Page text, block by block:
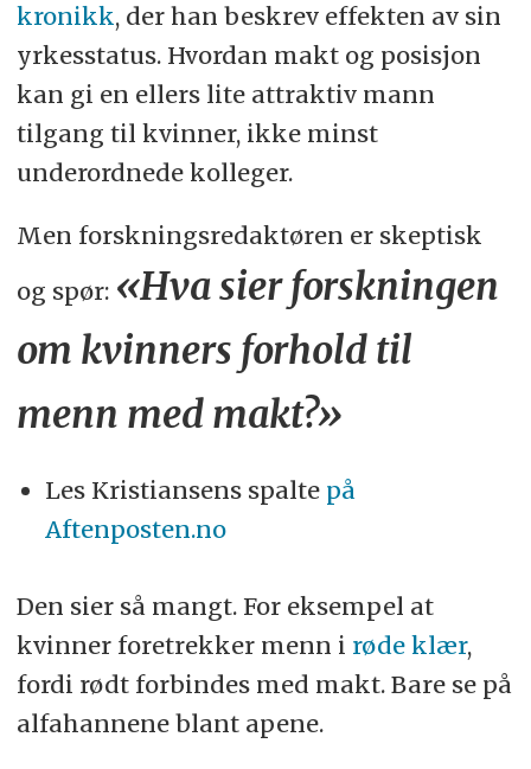
kronikk, der han beskrev effekten av sin
yrkesstatus. Hvordan makt og posisjon
kan gi en ellers lite attraktiv mann
tilgang til kvinner, ikke minst
underordnede kolleger.
Men forskningsredaktøren er skeptisk
og spør: «Hva sier forskningen
om kvinners forhold til
menn med makt?»
Les Kristiansens spalte på
Aftenposten.no
Den sier så mangt. For eksempel at
kvinner foretrekker menn i røde klær,
fordi rødt forbindes med makt. Bare se på
alfahannene blant apene.